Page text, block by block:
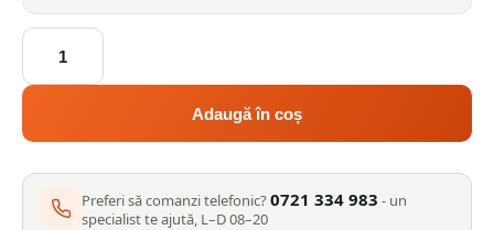
Cantitate
Masina
electrica
tuns
HECHT
1233,
Adaugă în coș
Preferi să comanzi telefonic?0721 334 983 - un
specialist te ajută, L–D 08–20